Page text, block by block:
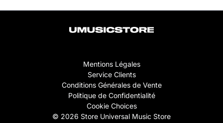
Mentions Légales
Service Clients
Conditions Générales de Vente
Politique de Confidentialité
Cookie Choices
© 2026 Store Universal Music Store